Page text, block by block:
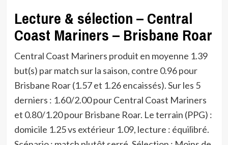
Lecture & sélection – Central
Coast Mariners – Brisbane Roar
Central Coast Mariners produit en moyenne 1.39
but(s) par match sur la saison, contre 0.96 pour
Brisbane Roar (1.57 et 1.26 encaissés). Sur les 5
derniers : 1.60/2.00 pour Central Coast Mariners
et 0.80/1.20 pour Brisbane Roar. Le terrain (PPG) :
domicile 1.25 vs extérieur 1.09, lecture : équilibré.